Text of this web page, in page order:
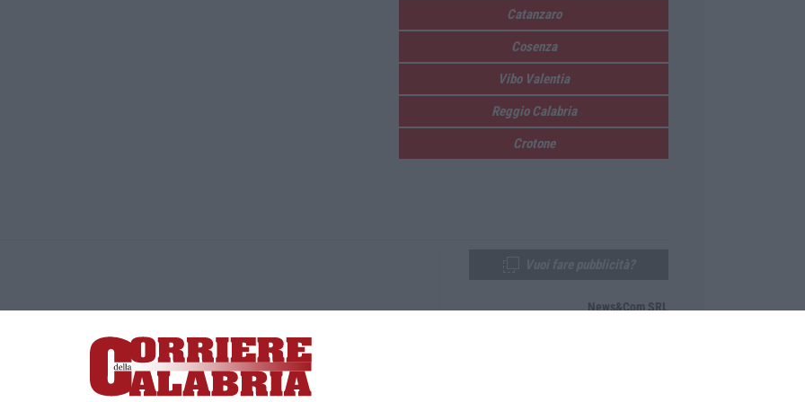
Catanzaro
Cosenza
Vibo Valentia
Reggio Calabria
Crotone
Lamezia Terme (CZ)
responsabile Paola Militano |Privacy
News&Com SRL